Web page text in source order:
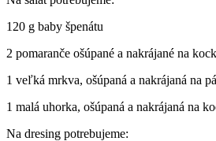
120 g baby špenátu
2 pomaranče ošúpané a nakrájané na
1 veľká mrkva, ošúpaná a nakrájaná na
1 malá uhorka, ošúpaná a nakrájaná na
Na dresing potrebujeme: